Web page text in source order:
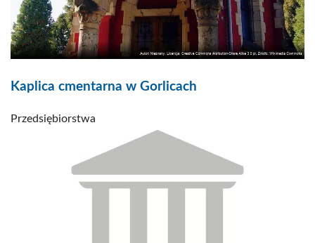
Kaplica cmentarna w Gorlicach
Przedsiębiorstwa